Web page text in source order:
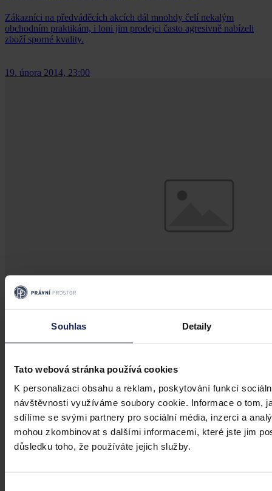
Souhlas Detaily
Tato webová stránka používá cookies
K personalizaci obsahu a reklam, poskytování funkcí
návštěvnosti využíváme soubory cookie. Informace o tom,
sdílíme se svými partnery pro sociální média, inzerci a
mohou zkombinovat s dalšími informacemi, které jste jim
důsledku toho, že používáte jejich služby.
Zákazníci na předváděcích akcích dál mnohdy čelí nekalým
obchodním praktikám, i loni jim prodejci často agresivně nabízeli
zboží sporné kvality.
19. února 2014, 23:00
Aktuality
Obchody budou muset zdarma odebírat
vysloužilé elektrospotřebiče
Obchodníci elektrem s prodejní plochou větší než 400 metrů
čtverečncíh budou muset zdarma odebírat vysloužilé malé
spotřebiče. Vyžaduje to nová evropská směrnice, která vstoupí v
platnost 15. února.